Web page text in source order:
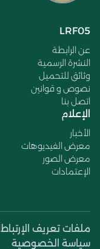
LRF05
عن الرابطة
النشرة الرسمية
وثائق للتحميل
نصوص و قوانين
اتصل بنا
الإعلام
الأخبار
معرض الفيديوهات
معرض الصور
الإعتمادات
ملفات تعريف الإرتباط
سياسة الخصوصية